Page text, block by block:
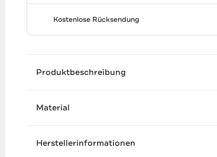
Kostenlose Rücksendung
Produktbeschreibung
Material
Herstellerinformationen